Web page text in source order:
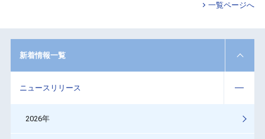
一覧ページへ
新着情報一覧
ニュースリリース
2026年